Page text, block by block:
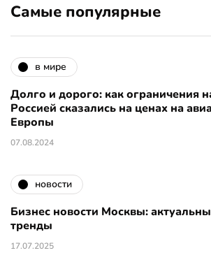
Самые популярные
в мире
Долго и дорого: как ограничения
Россией сказались на ценах на
Европы
07.08.2024
новости
Бизнес новости Москвы:
тренды
17.07.2025